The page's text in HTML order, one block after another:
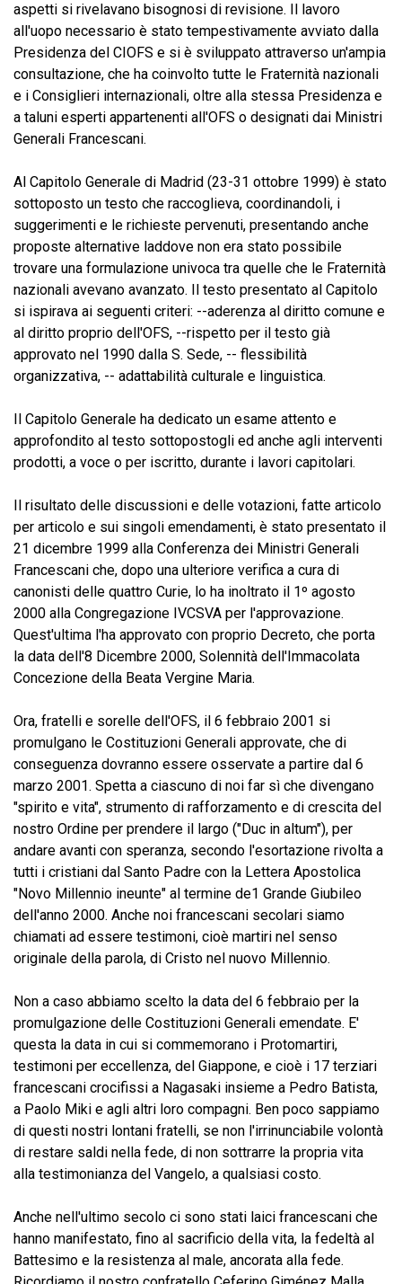
aspetti si rivelavano bisognosi di revisione. Il lavoro
all'uopo necessario è stato tempestivamente avviato dalla
Presidenza del CIOFS e si è sviluppato attraverso un'ampia
consultazione, che ha coinvolto tutte le Fraternità nazionali
e i Consiglieri internazionali, oltre alla stessa Presidenza e
a taluni esperti appartenenti all'OFS o designati dai Ministri
Generali Francescani.
Al Capitolo Generale di Madrid (23-31 ottobre 1999) è stato
sottoposto un testo che raccoglieva, coordinandoli, i
suggerimenti e le richieste pervenuti, presentando anche
proposte alternative laddove non era stato possibile
trovare una formulazione univoca tra quelle che le Fraternità
nazionali avevano avanzato. Il testo presentato al Capitolo
si ispirava ai seguenti criteri: --aderenza al diritto comune e
al diritto proprio dell'OFS, --rispetto per il testo già
approvato nel 1990 dalla S. Sede, -- flessibilità
organizzativa, -- adattabilità culturale e linguistica.
Il Capitolo Generale ha dedicato un esame attento e
approfondito al testo sottopostogli ed anche agli interventi
prodotti, a voce o per iscritto, durante i lavori capitolari.
Il risultato delle discussioni e delle votazioni, fatte articolo
per articolo e sui singoli emendamenti, è stato presentato il
21 dicembre 1999 alla Conferenza dei Ministri Generali
Francescani che, dopo una ulteriore verifica a cura di
canonisti delle quattro Curie, lo ha inoltrato il 1º agosto
2000 alla Congregazione IVCSVA per l'approvazione.
Quest'ultima l'ha approvato con proprio Decreto, che porta
la data dell'8 Dicembre 2000, Solennità dell'Immacolata
Concezione della Beata Vergine Maria.
Ora, fratelli e sorelle dell'OFS, il 6 febbraio 2001 si
promulgano le Costituzioni Generali approvate, che di
conseguenza dovranno essere osservate a partire dal 6
marzo 2001. Spetta a ciascuno di noi far sì che divengano
"spirito e vita", strumento di rafforzamento e di crescita del
nostro Ordine per prendere il largo ("Duc in altum"), per
andare avanti con speranza, secondo l'esortazione rivolta a
tutti i cristiani dal Santo Padre con la Lettera Apostolica
"Novo Millennio ineunte" al termine de1 Grande Giubileo
dell'anno 2000. Anche noi francescani secolari siamo
chiamati ad essere testimoni, cioè martiri nel senso
originale della parola, di Cristo nel nuovo Millennio.
Non a caso abbiamo scelto la data del 6 febbraio per la
promulgazione delle Costituzioni Generali emendate. E'
questa la data in cui si commemorano i Protomartiri,
testimoni per eccellenza, del Giappone, e cioè i 17 terziari
francescani crocifissi a Nagasaki insieme a Pedro Batista,
a Paolo Miki e agli altri loro compagni. Ben poco sappiamo
di questi nostri lontani fratelli, se non l'irrinunciabile volontà
di restare saldi nella fede, di non sottrarre la propria vita
alla testimonianza del Vangelo, a qualsiasi costo.
Anche nell'ultimo secolo ci sono stati laici francescani che
hanno manifestato, fino al sacrificio della vita, la fedeltà al
Battesimo e la resistenza al male, ancorata alla fede.